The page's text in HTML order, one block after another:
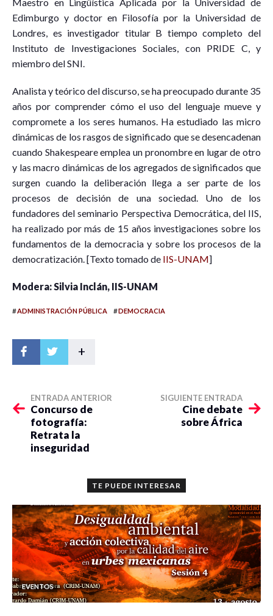
Edimburgo y doctor en Filosofía por la Universidad de
Londres, es investigador titular B tiempo completo del
Instituto de Investigaciones Sociales, con PRIDE C, y
miembro del SNI.
Analista y teórico del discurso, se ha preocupado durante 35
años por comprender cómo el uso del lenguaje mueve y
compromete a los seres humanos. Ha estudiado las micro
dinámicas de los rasgos de significado que se desencadenan
cuando Shakespeare emplea un pronombre en lugar de otro
y las macro dinámicas de los agregados de significados que
surgen cuando la deliberación llega a ser parte de los
procesos de decisión de una sociedad. Uno de los
fundadores del seminario Perspectiva Democrática, del IIS,
ha realizado por más de 15 años investigaciones sobre los
fundamentos de la democracia y sobre los procesos de la
democratización. [Texto tomado de IIS-UNAM]
Modera: Silvia Inclán, IIS-UNAM
#ADMINISTRACIÓN PÚBLICA #DEMOCRACIA
+
ENTRADA ANTERIOR
Concurso de
fotografía:
Retrata la
inseguridad
SIGUIENTE ENTRADA
Cine debate
sobre África
TE PUEDE INTERESAR
EVENTOS